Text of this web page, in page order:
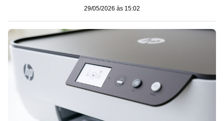
29/05/2026 às 15:02